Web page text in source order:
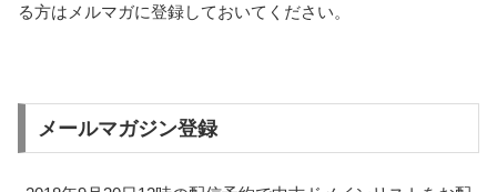
る方はメルマガに登録しておいてください。
メールマガジン登録